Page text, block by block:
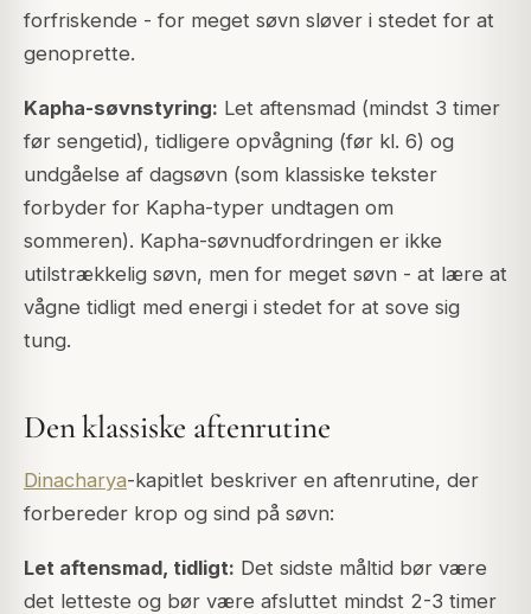
forfriskende - for meget søvn sløver i stedet for at
genoprette.
Kapha-søvnstyring: Let aftensmad (mindst 3 timer
før sengetid), tidligere opvågning (før kl. 6) og
undgåelse af dagsøvn (som klassiske tekster
forbyder for Kapha-typer undtagen om
sommeren). Kapha-søvnudfordringen er ikke
utilstrækkelig søvn, men for meget søvn - at lære at
vågne tidligt med energi i stedet for at sove sig
tung.
Den klassiske aftenrutine
Dinacharya-kapitlet beskriver en aftenrutine, der
forbereder krop og sind på søvn:
Let aftensmad, tidligt: Det sidste måltid bør være
det letteste og bør være afsluttet mindst 2-3 timer